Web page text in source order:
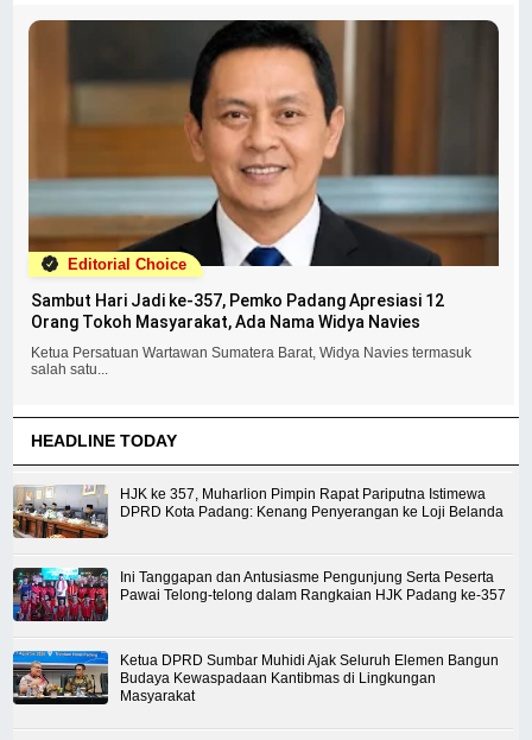
Editorial Choice
Sambut Hari Jadi ke-357, Pemko Padang Apresiasi 12
Orang Tokoh Masyarakat, Ada Nama Widya Navies
Ketua Persatuan Wartawan Sumatera Barat, Widya Navies termasuk
salah satu...
HEADLINE TODAY
HJK ke 357, Muharlion Pimpin Rapat Pariputna Istimewa
DPRD Kota Padang: Kenang Penyerangan ke Loji Belanda
Ini Tanggapan dan Antusiasme Pengunjung Serta Peserta
Pawai Telong-telong dalam Rangkaian HJK Padang ke-357
Ketua DPRD Sumbar Muhidi Ajak Seluruh Elemen Bangun
Budaya Kewaspadaan Kantibmas di Lingkungan
Masyarakat